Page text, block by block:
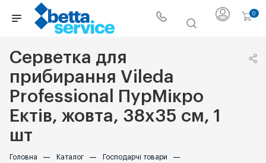
0
Серветка для
прибирання Vileda
Professional ПурМікро
Ектів, жовта, 38x35 см, 1
шт
Головна — Каталог — Господарчі товари —